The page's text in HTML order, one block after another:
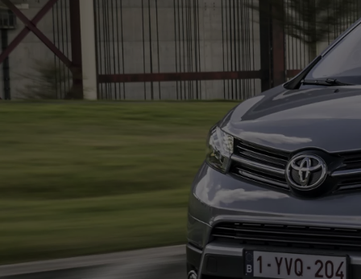
Corolla Hatchback
HYBRID